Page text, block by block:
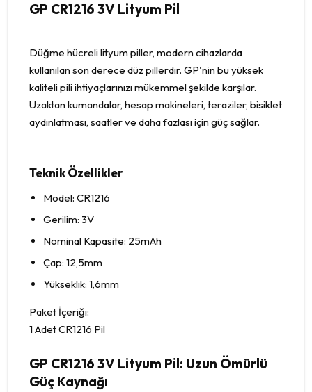
GP CR1216 3V Lityum Pil
Düğme hücreli lityum piller, modern cihazlarda
kullanılan son derece düz pillerdir. GP'nin bu yüksek
kaliteli pili ihtiyaçlarınızı mükemmel şekilde karşılar.
Uzaktan kumandalar, hesap makineleri, teraziler, bisiklet
aydınlatması, saatler ve daha fazlası için güç sağlar.
Teknik Özellikler
Model: CR1216
Gerilim: 3V
Nominal Kapasite: 25mAh
Çap: 12,5mm
Yükseklik: 1,6mm
Paket İçeriği:
1 Adet CR1216 Pil
GP CR1216 3V Lityum Pil: Uzun Ömürlü
Güç Kaynağı